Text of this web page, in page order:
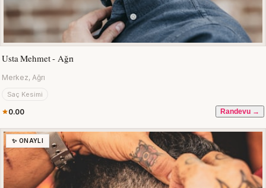
Usta Mehmet - Ağrı
Merkez, Ağrı
Saç Kesimi
0.00 Randevu →
✨ ONAYLI